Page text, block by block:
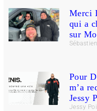
Merci
qui a
sur
Pour
m’a
Jessy
Jessy